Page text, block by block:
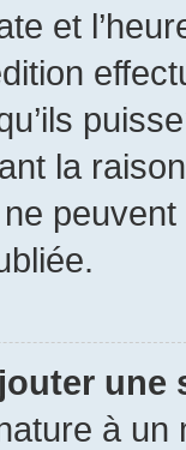
et
la
une
à un